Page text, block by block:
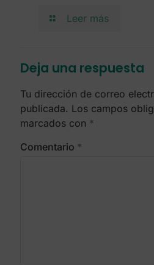
Leer más
Deja una respuesta
Tu dirección de correo
publicada. Los campos
marcados con *
Comentario *